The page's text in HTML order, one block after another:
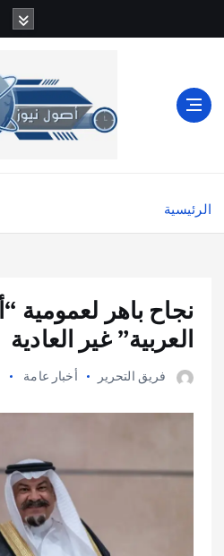
ل
الرئيسية
نجاح باهر لعمومية
العربية” غير العادية
فريق التحرير أخبار عامة